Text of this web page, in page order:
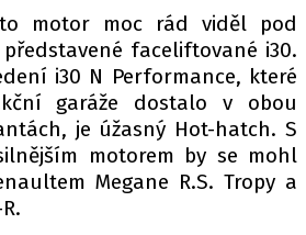
serveru autoroad.cz je
GROUP s.r.o., IČ: 118 23 054
motor moc rád viděl pod
faceliftované i30.
i30 N Performance, které
garáže dostalo v obou
je úžasný Hot-hatch. S
motorem by se mohl
Megane R.S. Tropy a